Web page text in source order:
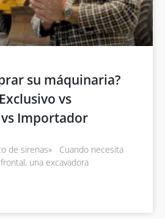
su máquinaria?
vs
Importador
de sirenas» Cuando necesita
una excavadora